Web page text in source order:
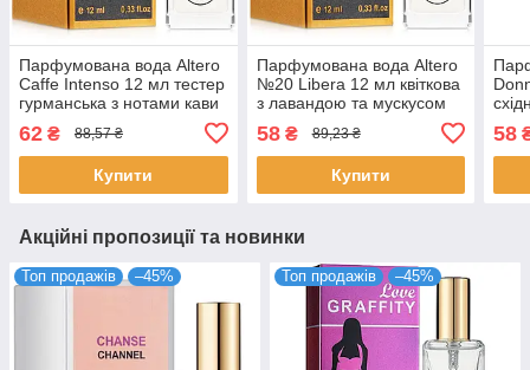
Парфумована вода Altero
Caffe Intenso 12 мл тестер
гурманська з нотами кави
Альтеро
62 ₴ 88,57 ₴
Купити
Парфумована вода Altero
№20 Libera 12 мл квіткова
з лавандою та мускусом
58₴ 89,23 ₴
Купити
58
Акційні пропозиції та новинки
Топ продажів –45% Топ продажів –45%